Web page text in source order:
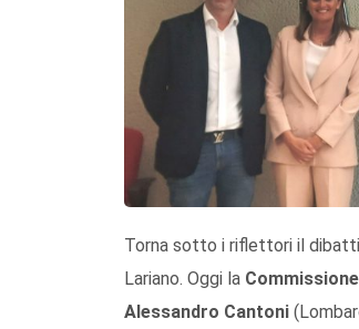
Torna sotto i riflettori il
Lariano. Oggi la
Alessandro Cantoni